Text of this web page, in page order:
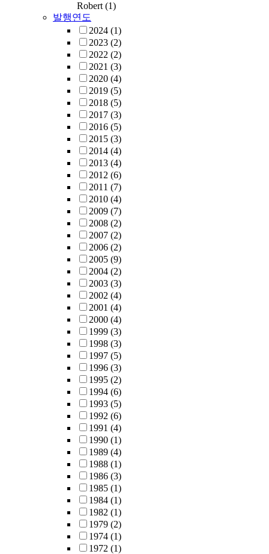
Robert(1)
발행연도
2024 (1)
2023 (2)
2022 (2)
2021 (3)
2020 (4)
2019 (5)
2018 (5)
2017 (3)
2016 (5)
2015 (3)
2014 (4)
2013 (4)
2012 (6)
2011 (7)
2010 (4)
2009 (7)
2008 (2)
2007 (2)
2006 (2)
2005 (9)
2004 (2)
2003 (3)
2002 (4)
2001 (4)
2000 (4)
1999 (3)
1998 (3)
1997 (5)
1996 (3)
1995 (2)
1994 (6)
1993 (5)
1992 (6)
1991 (4)
1990 (1)
1989 (4)
1988 (1)
1986 (3)
1985 (1)
1984 (1)
1982 (1)
1979 (2)
1974 (1)
1972 (1)